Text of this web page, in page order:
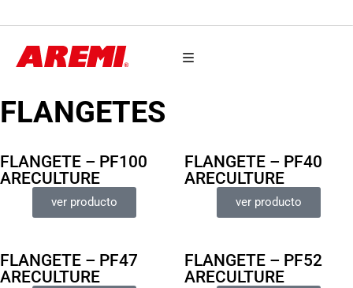
FLANGETES
FLANGETE – PF100
ARECULTURE
ver producto
FLANGETE – PF40
ARECULTURE
ver producto
FLANGETE – PF47
ARECULTURE
FLANGETE – PF52
ARECULTURE